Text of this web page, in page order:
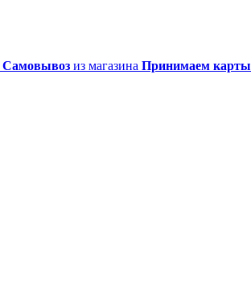
Самовывоз из магазина Принимаем карты